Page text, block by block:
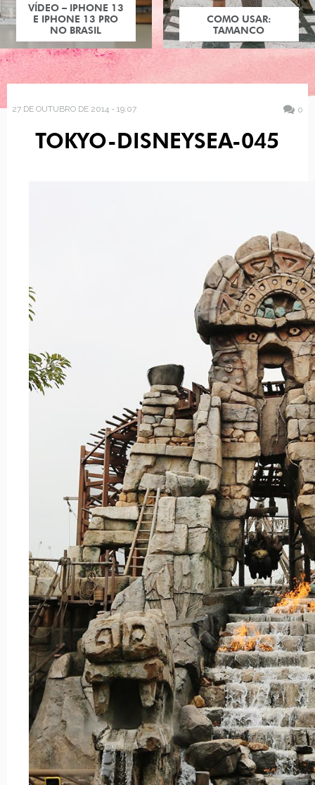
VÍDEO – IPHONE 13
E IPHONE 13 PRO
NO BRASIL
COMO USAR:
TAMANCO
27 DE OUTUBRO DE 2014 - 19:07 0
TOKYO-DISNEYSEA-045